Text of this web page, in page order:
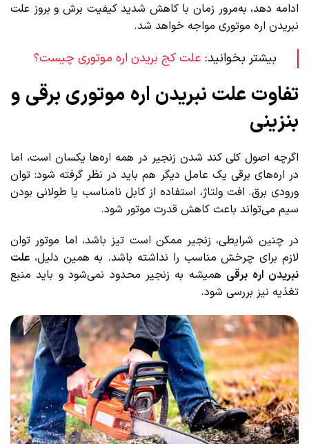
ادامه دهد، به‌مرور زمان با کاهش شدید کیفیت برش و بروز علت
نبریدن اره موتوری مواجه خواهد شد.
بیشتر بخوانید: علت کج بریدن اره موتوری چیست؟
تفاوت علت نبریدن اره موتوری برقی و
بنزینی
اگرچه اصول کلی کند شدن زنجیر در همه اره‌ها یکسان است، اما
در اره‌های برقی یک عامل دیگر هم باید در نظر گرفته شود: توان
ورودی برق. افت ولتاژ، استفاده از کابل نامناسب یا طولانی بودن
سیم می‌تواند باعث کاهش قدرت موتور شود.
در چنین شرایطی، زنجیر ممکن است تیز باشد، اما موتور توان
لازم برای چرخش مناسب را نداشته باشد. به همین دلیل، علت
نبریدن اره برقی همیشه به زنجیر محدود نمی‌شود و باید منبع
تغذیه نیز بررسی شود.